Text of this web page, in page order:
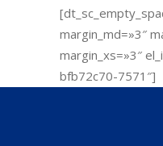
margin_md=»3″
margin_xs=»3″
bfb72c70-7571″]